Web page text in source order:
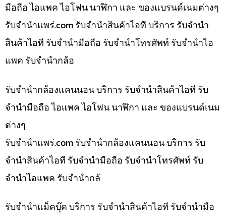
มือถือ ไอแพค ไอโฟน นาฬิกา และ ของแบรนด์เนมต่างๆ
รับจํานําแพร่.com รับจำนำสินค้าไอที บริการ รับจำนำ
สินค้าไอที รับจำนำมือถือ รับจำนำโทรศัพท์ รับจำนำไอ
แพค รับจำนำกล้อ
รับจำนำกล้องแคนนอน บริการ รับจำนำสินค้าไอที รับ
จำนำมือถือ ไอแพค ไอโฟน นาฬิกา และ ของแบรนด์เนม
ต่างๆ
รับจํานําแพร่.com รับจำนำกล้องแคนนอน บริการ รับ
จำนำสินค้าไอที รับจำนำมือถือ รับจำนำโทรศัพท์ รับ
จำนำไอแพค รับจำนำกล้
รับจำนำแม็คบุ๊ค บริการ รับจำนำสินค้าไอที รับจำนำมือ